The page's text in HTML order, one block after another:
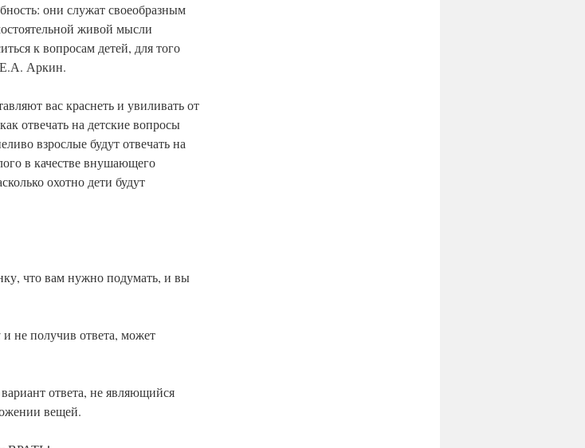
они служат своеобразным
живой мысли
к вопросам детей, для того
Е.А. Аркин.
вас краснеть и увиливать от
отвечать на детские вопросы
взрослые будут отвечать на
в качестве внушающего
охотно дети будут
что вам нужно подумать, и вы
и не получив ответа, может
ответа, не являющийся
вещей.